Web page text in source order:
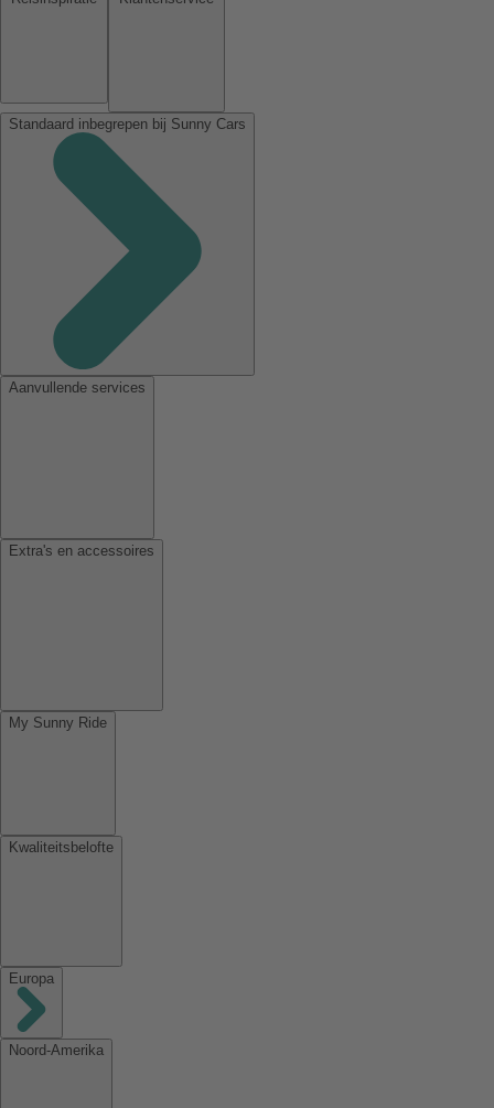
Standaard inbegrepen bij Sunny Cars
Aanvullende services
Extra's en accessoires
My Sunny Ride
Kwaliteitsbelofte
Europa
Noord-Amerika